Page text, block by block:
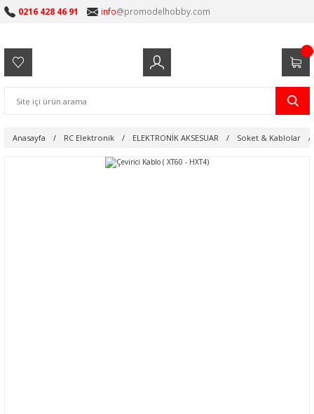
0216 428 46 91 info@promodelhobby.com
Anasayfa RC Elektronik ELEKTRONİK AKSESUAR Soket & Kablolar